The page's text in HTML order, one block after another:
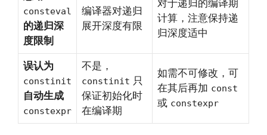
consteval
的递归深
度限制
编译器对递归
展开深度有限
对于递归的编译期
计算，注意保持递
归深度适中
误认为
constinit
自动生成
constexpr
不是，
constinit 只
保证初始化时
在编译期
如需不可修改，可
在其后再加 const
或 constexpr